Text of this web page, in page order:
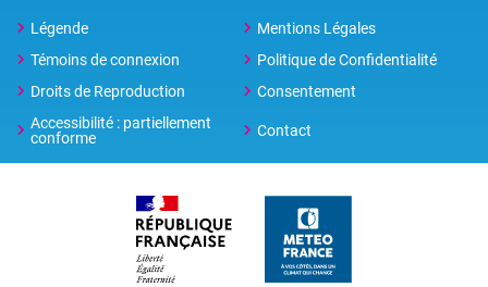
Légende
Mentions Légales
Témoins de connexion
Politique de Confidentialité
Droits de Reproduction
Consentement
Accessibilité : partiellement
conforme
Contact